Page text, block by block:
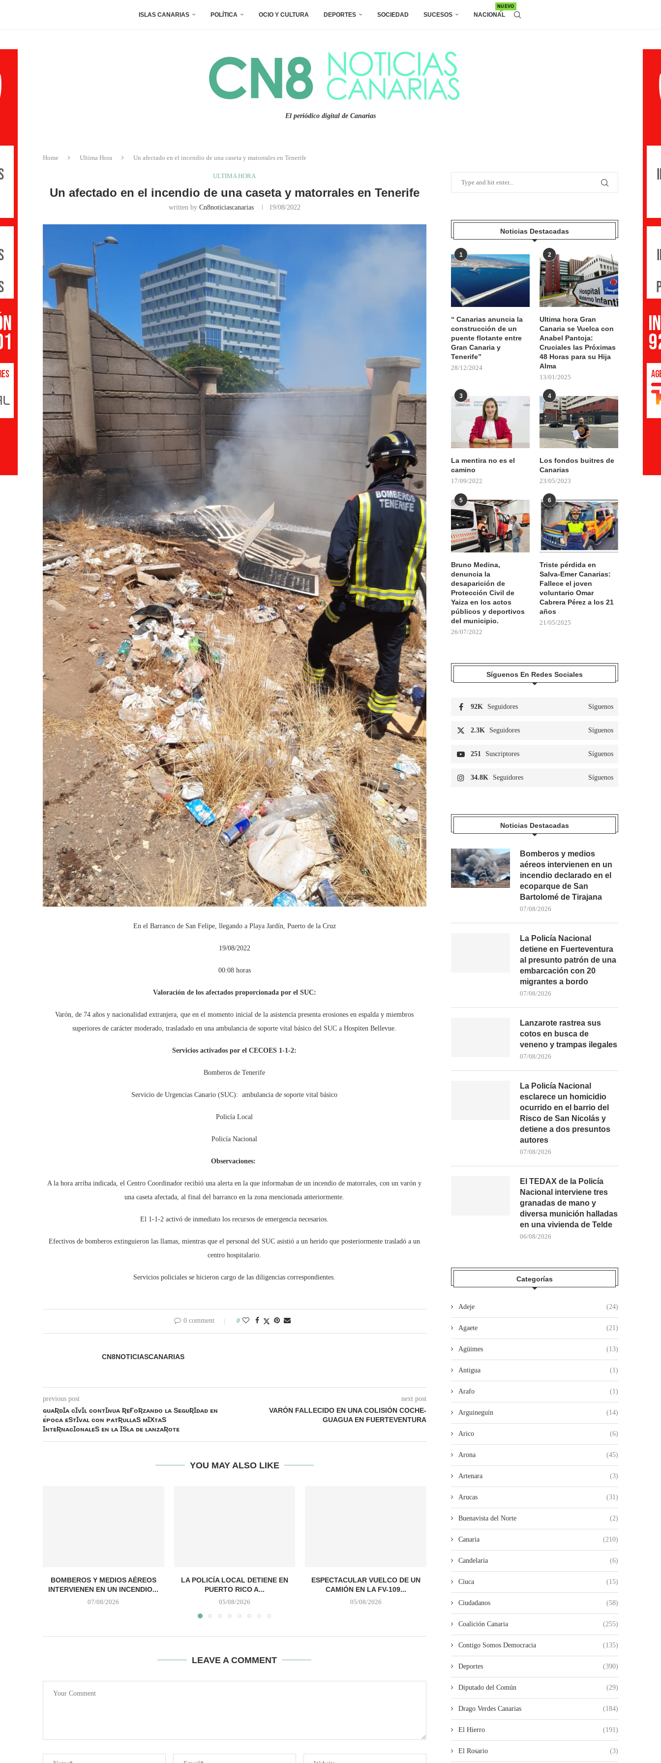
ISLAS CANARIAS POLÍTICA OCIO Y CULTURA DEPORTES SOCIEDAD SUCESOS NACIONAL
NUEVO
El periódico digital de Canarias
Home Ultima Hora Un afectado en el incendio de una caseta y matorrales en Tenerife
ULTIMA HORA
Un afectado en el incendio de una caseta y matorrales en Tenerife
written by Cn8noticiascanarias 19/08/2022
En el Barranco de San Felipe, llegando a Playa Jardín, Puerto de la Cruz
19/08/2022
00:08 horas
Valoración de los afectados proporcionada por el SUC:
Varón, de 74 años y nacionalidad extranjera, que en el momento inicial de la asistencia presenta erosiones en espalda y miembros
superiores de carácter moderado, trasladado en una ambulancia de soporte vital básico del SUC a Hospiten Bellevue.
Servicios activados por el CECOES 1-1-2:
Bomberos de Tenerife
Servicio de Urgencias Canario (SUC): ambulancia de soporte vital básico
Policía Local
Policía Nacional
Observaciones:
A la hora arriba indicada, el Centro Coordinador recibió una alerta en la que informaban de un incendio de matorrales, con un varón y
una caseta afectada, al final del barranco en la zona mencionada anteriormente.
El 1-1-2 activó de inmediato los recursos de emergencia necesarios.
Efectivos de bomberos extinguieron las llamas, mientras que el personal del SUC asistió a un herido que posteriormente trasladó a un
centro hospitalario.
Servicios policiales se hicieron cargo de las diligencias correspondientes.
0 comment 0
CN8NOTICIASCANARIAS
previous post
ɢᴜᴀƦᴅꞮᴀ ᴄꞮᴠꞮʟ ᴄᴏɴᴛꞮɴᴜᴀ ƦᴇҒᴏƦᴢᴀɴᴅᴏ ʟᴀ SᴇɢᴜƦꞮᴅᴀᴅ ᴇɴ
ᴇ́ᴘᴏᴄᴀ ᴇSᴛꞮᴠᴀʟ ᴄᴏɴ ᴘᴀᴛƦᴜʟʟᴀS ᴍꞮXᴛᴀS
ꞮɴᴛᴇƦɴᴀᴄꞮᴏɴᴀʟᴇS ᴇɴ ʟᴀ ꞮSʟᴀ ᴅᴇ ʟᴀɴᴢᴀƦᴏᴛᴇ
next post
VARÓN FALLECIDO EN UNA COLISIÓN COCHE-
GUAGUA EN FUERTEVENTURA
YOU MAY ALSO LIKE
BOMBEROS Y MEDIOS AÉREOS
INTERVIENEN EN UN INCENDIO...
07/08/2026
LA POLICÍA LOCAL DETIENE EN
PUERTO RICO A...
05/08/2026
ESPECTACULAR VUELCO DE UN
CAMIÓN EN LA FV-109...
05/08/2026
LA FRONTERA VUELVE A
FALLECE UN BAÑISTA DE
02/08/2026
LEAVE A COMMENT
Noticias Destacadas
1
“ Canarias anuncia la
construcción de un
puente flotante entre
Gran Canaria y
Tenerife”
28/12/2024
2
Ultima hora Gran
Canaria se Vuelca con
Anabel Pantoja:
Cruciales las Próximas
48 Horas para su Hija
Alma
13/01/2025
3
La mentira no es el
camino
17/09/2022
4
Los fondos buitres de
Canarias
23/05/2023
5
Bruno Medina,
denuncia la
desaparición de
Protección Civil de
Yaiza en los actos
públicos y deportivos
del municipio.
26/07/2022
6
Triste pérdida en
Salva-Emer Canarias:
Fallece el joven
voluntario Omar
Cabrera Pérez a los 21
años
21/05/2025
Síguenos En Redes Sociales
92K Seguidores Síguenos
2.3K Seguidores Síguenos
251 Suscriptores Síguenos
34.8K Seguidores Síguenos
Noticias Destacadas
Bomberos y medios
aéreos intervienen en un
incendio declarado en el
ecoparque de San
Bartolomé de Tirajana
07/08/2026
La Policía Nacional
detiene en Fuerteventura
al presunto patrón de una
embarcación con 20
migrantes a bordo
07/08/2026
Lanzarote rastrea sus
cotos en busca de
veneno y trampas ilegales
07/08/2026
La Policía Nacional
esclarece un homicidio
ocurrido en el barrio del
Risco de San Nicolás y
detiene a dos presuntos
autores
07/08/2026
El TEDAX de la Policía
Nacional interviene tres
granadas de mano y
diversa munición halladas
en una vivienda de Telde
06/08/2026
Categorías
Adeje (24)
Agaete (21)
Agüimes (13)
Antigua (1)
Arafo (1)
Arguineguín (14)
Arico (6)
Arona (45)
Artenara (3)
Arucas (31)
Buenavista del Norte (2)
Canaria (210)
Candelaria (6)
Ciuca (15)
Ciudadanos (58)
Coalición Canaria (255)
Contigo Somos Democracia (135)
Deportes (390)
Diputado del Común (29)
Drago Verdes Canarias (184)
El Hierro (191)
El Rosario (3)